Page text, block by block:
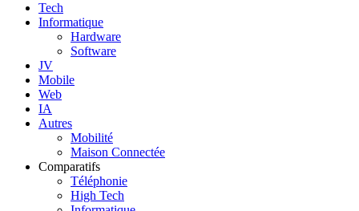
Tech
Informatique
Hardware
Software
JV
Mobile
Web
IA
Autres
Mobilité
Maison Connectée
Comparatifs
Téléphonie
High Tech